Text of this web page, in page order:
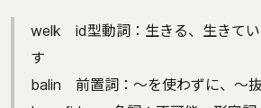
welk id型動詞：生きる、生きてい
す
balin 前置詞：～を使わずに、～